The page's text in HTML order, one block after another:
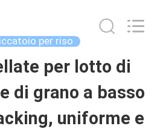
per riso
per lotto di
di grano a basso
uniforme e